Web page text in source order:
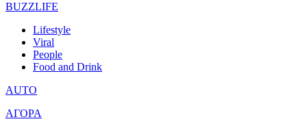
BUZZLIFE
Lifestyle
Viral
People
Food and Drink
AUTO
ΑΓΟΡΑ